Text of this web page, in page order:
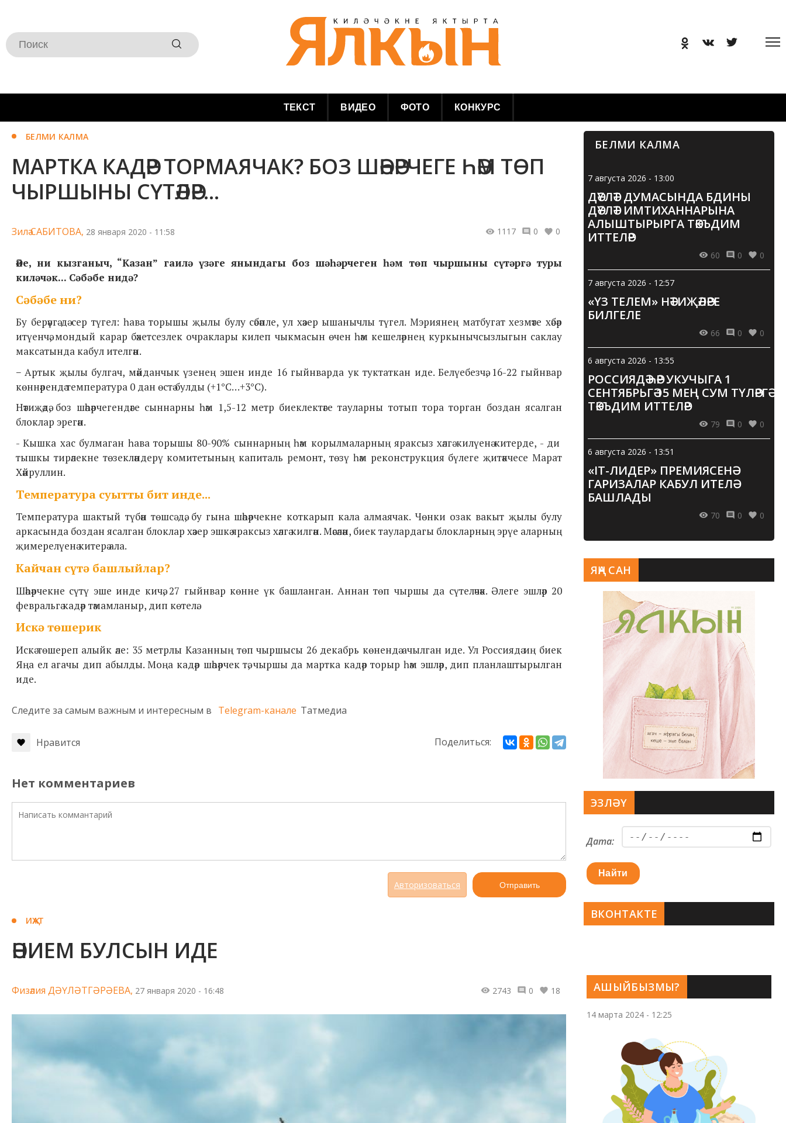
ТЕКСТ ВИДЕО ФОТО КОНКУРС
БЕЛМИ КАЛМА
МАРТКА КАДӘР ТОРМАЯЧАК? БОЗ ШӘҺӘРЧЕГЕ ҺӘМ ТӨП
ЧЫРШЫНЫ СҮТӘЛӘР...
Зилә САБИТОВА, 28 января 2020 - 11:58 1117 0 0
Әйе, ни кызганыч, “Казан” гаилә үзәге янындагы боз шәһәрчеген һәм төп чыршыны сүтәргә туры
киләчәк... Сәбәбе нидә?
Сәбәбе ни?
Бу берәүгә дә сер түгел: һава торышы җылы булу сәбәпле, ул хәзер ышанычлы түгел. Мэриянең матбугат хезмәте хәбәр
итүенчә, мондый карар бәхетсезлек очраклары килеп чыкмасын өчен һәм кешеләрнең куркынычсызлыгын саклау
максатында кабул ителгән.
−Артык җылы булгач, мәйданчык үзенең эшен инде 16 гыйнварда ук туктаткан иде. Белүебезчә, 16-22 гыйнвар
көннәрендә температура 0 дан өстә булды (+1°C…+3°C).
Нәтиҗәдә, боз шәһәрчегендәге сыннарны һәм 1,5-12 метр биеклектәге тауларны тотып тора торган боздан ясалган
блоклар эрегән.
- Кышка хас булмаган һава торышы 80-90% сыннарның һәм корылмаларның яраксыз хәлгә килүенә китерде, - ди
тышкы тирәлекне төзекләндерү комитетының капиталь ремонт, төзү һәм реконструкция бүлеге җитәкчесе Марат
Хәйруллин.
Температура суытты бит инде...
Температура шактый түбән төшсә дә, бу гына шәһәрчекне коткарып кала алмаячак. Чөнки озак вакыт җылы булу
аркасында боздан ясалган блоклар хәзер эшкә яраксыз хәлгә килгән. Мәсәлән, биек таулардагы блокларның эрүе аларның
җимерелүенә китерә ала.
Кайчан сүтә башлыйлар?
Шәһәрчекне сүтү эше инде кичә, 27 гыйнвар көнне үк башланган. Аннан төп чыршы да сүтеләчәк. Әлеге эшләр 20
февральгә кадәр тәмамланыр, дип көтелә.
Искә төшерик
Искә төшереп алыйк әле: 35 метрлы Казанның төп чыршысы 26 декабрь көнендә ачылган иде. Ул Россиядә иң биек
Яңа ел агачы дип абылды. Моңа кадәр шәһәрчек тә, чыршы да мартка кадәр торыр һәм эшләр, дип планлаштырылган
иде.
Следите за самым важным и интересным в Telegram-канале Татмедиа
Нравится Поделиться:
Нет комментариев
Авторизоваться Отправить
ИҖАТ
ӘНИЕМ БУЛСЫН ИДЕ
Физәлия ДӘҮЛӘТГӘРӘЕВА, 27 января 2020 - 16:48 2743 0 18
БЕЛМИ КАЛМА
7 августа 2026 - 13:00
ДӘҮЛӘТ ДУМАСЫНДА БДИНЫ
ДӘҮЛӘТ ИМТИХАННАРЫНА
АЛЫШТЫРЫРГА ТӘКЪДИМ
ИТТЕЛӘР
60 0 0
7 августа 2026 - 12:57
«ҮЗ ТЕЛЕМ» НӘТИҖӘЛӘРЕ
БИЛГЕЛЕ
66 0 0
6 августа 2026 - 13:55
РОССИЯДӘ ҺӘР УКУЧЫГА 1
СЕНТЯБРЬГӘ 15 МЕҢ СУМ ТҮЛӘРГӘ
ТӘКЪДИМ ИТТЕЛӘР
79 0 0
6 августа 2026 - 13:51
«IT-ЛИДЕР» ПРЕМИЯСЕНӘ
ГАРИЗАЛАР КАБУЛ ИТЕЛӘ
БАШЛАДЫ
70 0 0
АШЫЙБЫЗМЫ?
14 марта 2024 - 12:25
ЯҢА САН
ЭЗЛӘҮ
Дата:
Найти
ВКОНТАКТЕ